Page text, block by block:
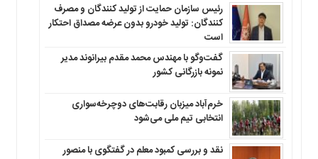
رئیس سازمان حمایت از تولید کنندگان و مصرف
کنندگان: تولید خودرو بدون عرضه مصداق احتکار
است
گفت‌وگو با مهندس محمد مقدم بیرانوند مدیر
نمونه بازرگانی کشور
خرم‌آباد میزبان رقابت‌های دوچرخه‌سواری
انتخابی تیم ملی می‌شود
نقد و بررسی کمبود معلم در گفتگوی با منصور